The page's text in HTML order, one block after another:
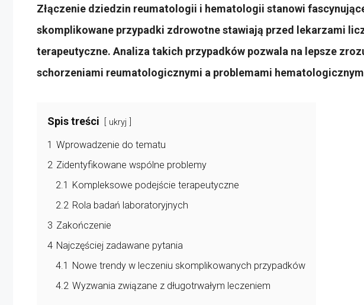
Złączenie dziedzin reumatologii i hematologii stanowi
skomplikowane przypadki zdrowotne stawiają przed lekarzami
terapeutyczne. Analiza takich przypadków pozwala na lepsze
schorzeniami reumatologicznymi a problemami
Spis treści ukryj
1 Wprowadzenie do tematu
2 Zidentyfikowane wspólne problemy
2.1 Kompleksowe podejście terapeutyczne
2.2 Rola badań laboratoryjnych
3 Zakończenie
4 Najczęściej zadawane pytania
4.1 Nowe trendy w leczeniu skomplikowanych przypadków
4.2 Wyzwania związane z długotrwałym leczeniem